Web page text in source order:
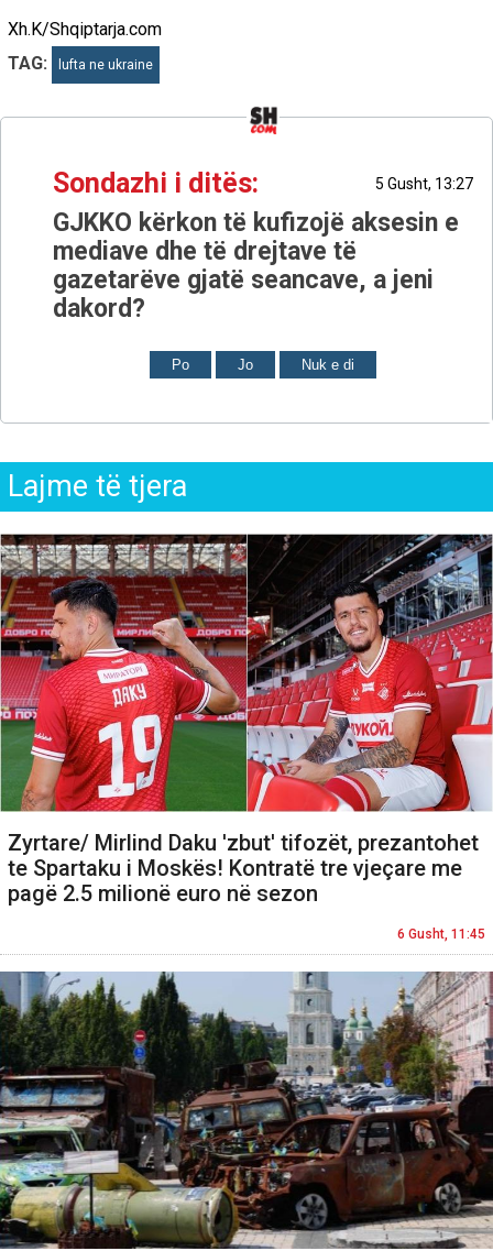
Xh.K/Shqiptarja.com
TAG:
lufta ne ukraine
Sondazhi i ditës: 5 Gusht, 13:27
GJKKO kërkon të kufizojë aksesin e
mediave dhe të drejtave të
gazetarëve gjatë seancave, a jeni
dakord?
Po Jo Nuk e di
Lajme të tjera
Zyrtare/ Mirlind Daku 'zbut' tifozët, prezantohet
te Spartaku i Moskës! Kontratë tre vjeçare me
pagë 2.5 milionë euro në sezon
6 Gusht, 11:45